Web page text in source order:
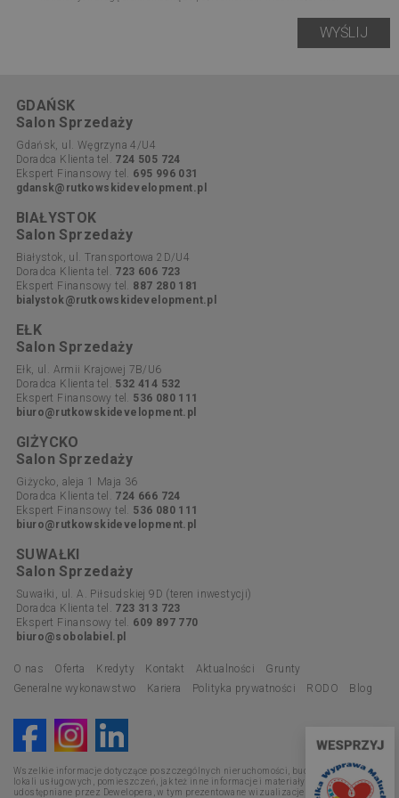
GDAŃSK
Salon Sprzedaży
Gdańsk, ul. Węgrzyna 4/U4
Doradca Klienta tel. 724 505 724
Ekspert Finansowy tel. 695 996 031
gdansk@rutkowskidevelopment.pl
BIAŁYSTOK
Salon Sprzedaży
Białystok, ul. Transportowa 2D/U4
Doradca Klienta tel. 723 606 723
Ekspert Finansowy tel. 887 280 181
bialystok@rutkowskidevelopment.pl
EŁK
Salon Sprzedaży
Ełk, ul. Armii Krajowej 7B/U6
Doradca Klienta tel. 532 414 532
Ekspert Finansowy tel. 536 080 111
biuro@rutkowskidevelopment.pl
GIŻYCKO
Salon Sprzedaży
Giżycko, aleja 1 Maja 36
Doradca Klienta tel. 724 666 724
Ekspert Finansowy tel. 536 080 111
biuro@rutkowskidevelopment.pl
SUWAŁKI
Salon Sprzedaży
Suwałki, ul. A. Piłsudskiej 9D (teren inwestycji)
Doradca Klienta tel. 723 313 723
Ekspert Finansowy tel. 609 897 770
biuro@sobolabiel.pl
O nas Oferta Kredyty Kontakt Aktualności
Grunty
Generalne wykonawstwo
Kariera Polityka prywatności RODO Blog
Wszelkie informacje dotyczące poszczególnych nieruchomości, budynków, mieszkań,
lokali usługowych, pomieszczeń, jak też inne informacje i materiały promocyjne
udostępniane przez Dewelopera, w tym prezentowane wizualizacje i opisy